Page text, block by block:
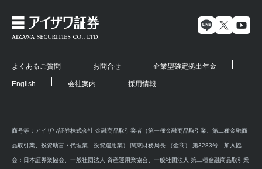
よくあるご質問 お問合せ 企業型確定拠出年金
English 会社案内 採用情報
商号等：アイザワ証券株式会社 金融商品取引業者（第一種金融商品取引業、第二種金融商
品取引業、投資助言・代理業、投資運用業） 関東財務局長 （金商） 第3283号 加入協
会：日本証券業協会、一般社団法人 資産運用業協会、一般社団法人 第二種金融商品取引業